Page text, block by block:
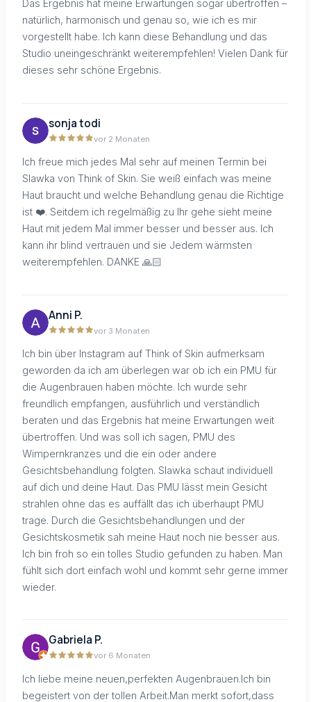
Das Ergebnis hat meine Erwartungen sogar übertroffen –
natürlich, harmonisch und genau so, wie ich es mir
vorgestellt habe. Ich kann diese Behandlung und das
Studio uneingeschränkt weiterempfehlen! Vielen Dank für
dieses sehr schöne Ergebnis.
sonja todi
vor 2 Monaten
Ich freue mich jedes Mal sehr auf meinen Termin bei
Slawka von Think of Skin. Sie weiß einfach was meine
Haut braucht und welche Behandlung genau die Richtige
ist ❤️. Seitdem ich regelmäßig zu Ihr gehe sieht meine
Haut mit jedem Mal immer besser und besser aus. Ich
kann ihr blind vertrauen und sie Jedem wärmsten
weiterempfehlen. DANKE 🙏🏻
Anni P.
vor 3 Monaten
Ich bin über Instagram auf Think of Skin aufmerksam
geworden da ich am überlegen war ob ich ein PMU für
die Augenbrauen haben möchte. Ich wurde sehr
freundlich empfangen, ausführlich und verständlich
beraten und das Ergebnis hat meine Erwartungen weit
übertroffen. Und was soll ich sagen, PMU des
Wimpernkranzes und die ein oder andere
Gesichtsbehandlung folgten. Slawka schaut individuell
auf dich und deine Haut. Das PMU lässt mein Gesicht
strahlen ohne das es auffällt das ich überhaupt PMU
trage. Durch die Gesichtsbehandlungen und der
Gesichtskosmetik sah meine Haut noch nie besser aus.
Ich bin froh so ein tolles Studio gefunden zu haben. Man
fühlt sich dort einfach wohl und kommt sehr gerne immer
wieder.
Gabriela P.
vor 6 Monaten
Ich liebe meine neuen,perfekten Augenbrauen.Ich bin
begeistert von der tollen Arbeit.Man merkt sofort,dass